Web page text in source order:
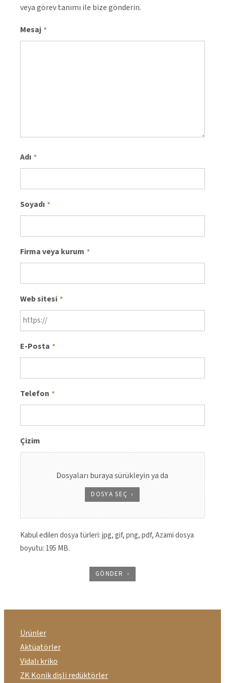
veya görev tanımı ile bize gönderin.
Mesaj *
Adı *
Soyadı *
Firma veya kurum *
Web sitesi *
E-Posta *
Telefon *
Çizim
Dosyaları buraya sürükleyin ya da
DOSYA SEÇ
Kabul edilen dosya türleri: jpg, gif, png, pdf, Azami dosya
boyutu: 195 MB.
GÖNDER
Ürünler
Aktüatörler
Vidalı kriko
ZK Konik dişli redüktörler